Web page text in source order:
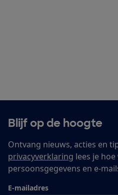
Blijf op de hoogte
Ontvang nieuws, acties en
privacyverklaring lees je
persoonsgegevens en e-
E-mailadres